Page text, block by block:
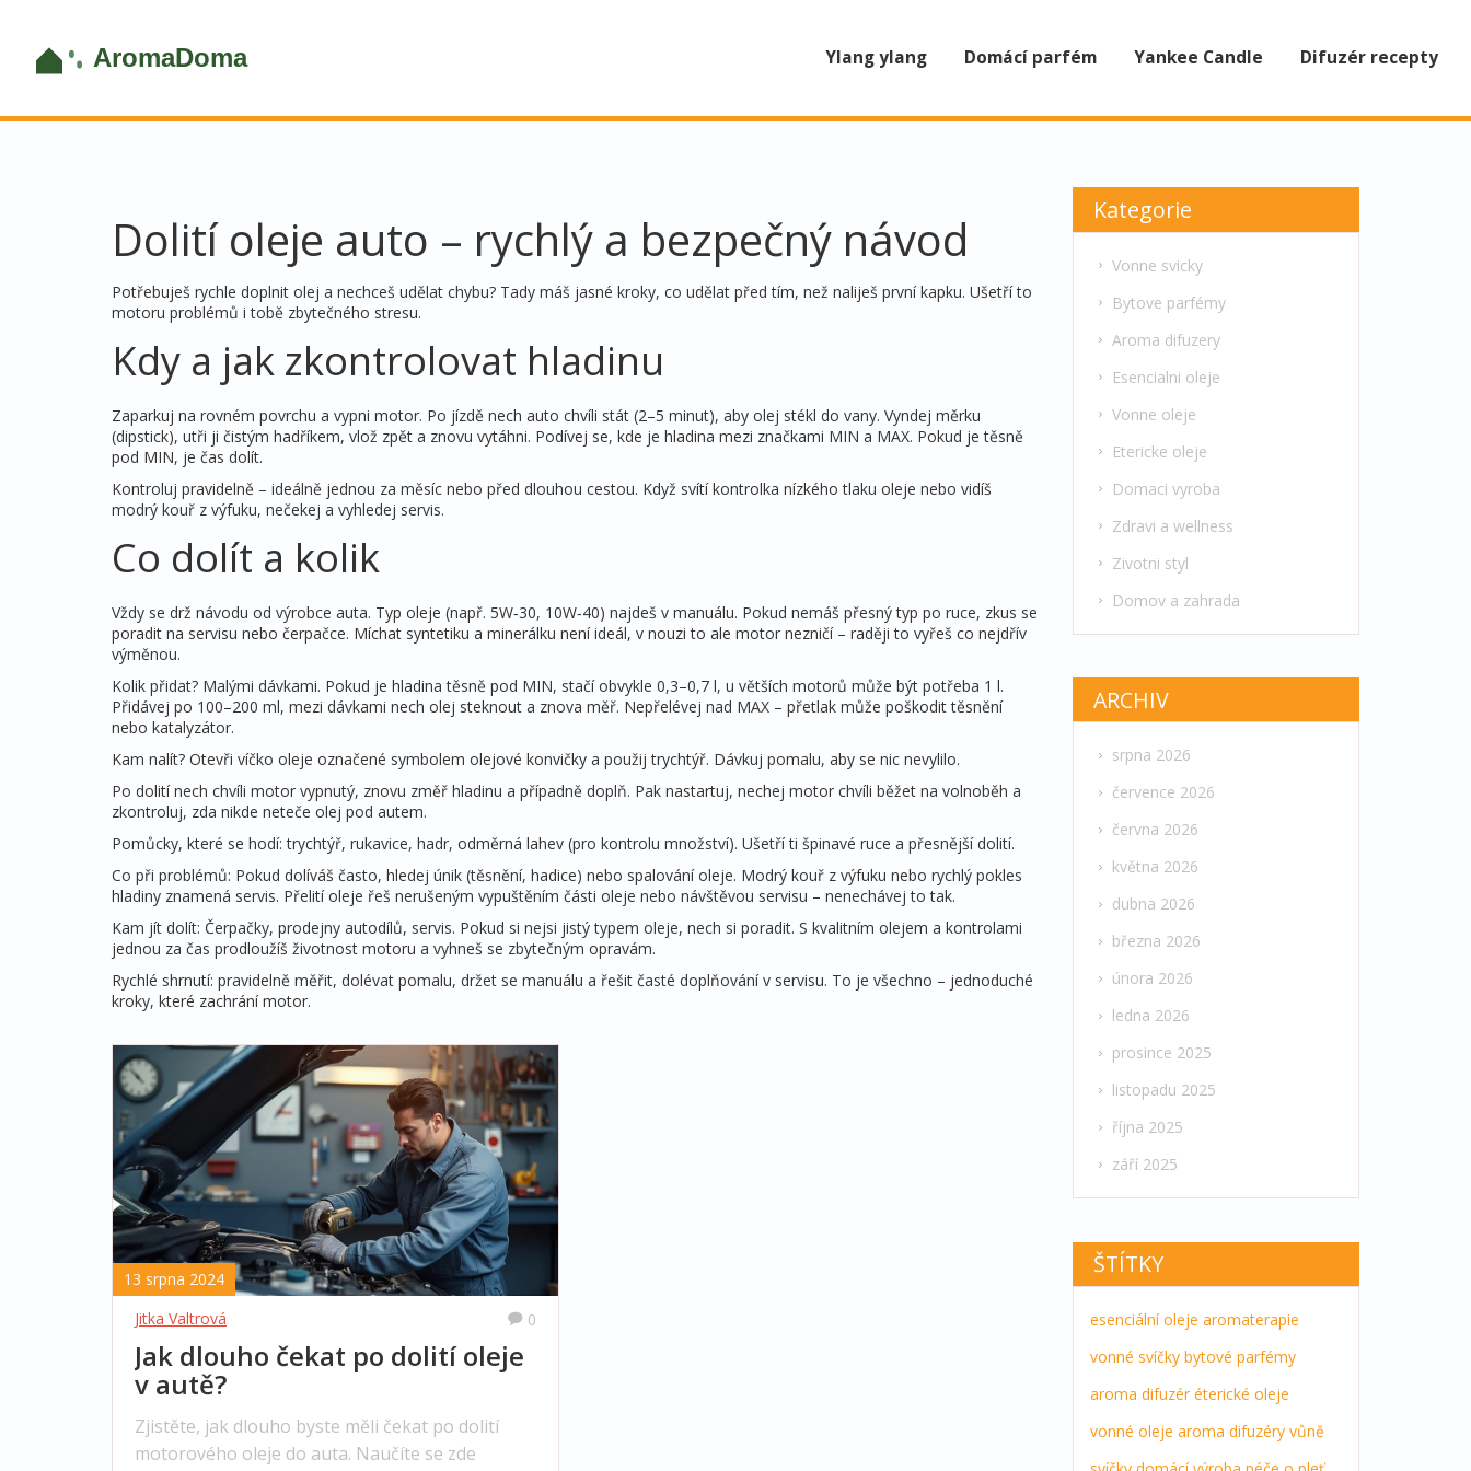
Ylang ylang Domácí parfém Yankee Candle Difuzér recepty
Dolití oleje auto – rychlý a bezpečný návod
Potřebuješ rychle doplnit olej a nechceš udělat chybu? Tady máš jasné kroky, co udělat před tím, než naliješ první kapku. Ušetří to
motoru problémů i tobě zbytečného stresu.
Kdy a jak zkontrolovat hladinu
Zaparkuj na rovném povrchu a vypni motor. Po jízdě nech auto chvíli stát (2–5 minut), aby olej stékl do vany. Vyndej měrku
(dipstick), utři ji čistým hadříkem, vlož zpět a znovu vytáhni. Podívej se, kde je hladina mezi značkami MIN a MAX. Pokud je těsně
pod MIN, je čas dolít.
Kontroluj pravidelně – ideálně jednou za měsíc nebo před dlouhou cestou. Když svítí kontrolka nízkého tlaku oleje nebo vidíš
modrý kouř z výfuku, nečekej a vyhledej servis.
Co dolít a kolik
Vždy se drž návodu od výrobce auta. Typ oleje (např. 5W‑30, 10W‑40) najdeš v manuálu. Pokud nemáš přesný typ po ruce, zkus se
poradit na servisu nebo čerpačce. Míchat syntetiku a minerálku není ideál, v nouzi to ale motor nezničí – raději to vyřeš co nejdřív
výměnou.
Kolik přidat? Malými dávkami. Pokud je hladina těsně pod MIN, stačí obvykle 0,3–0,7 l, u větších motorů může být potřeba 1 l.
Přidávej po 100–200 ml, mezi dávkami nech olej steknout a znova měř. Nepřelévej nad MAX – přetlak může poškodit těsnění
nebo katalyzátor.
Kam nalít? Otevři víčko oleje označené symbolem olejové konvičky a použij trychtýř. Dávkuj pomalu, aby se nic nevylilo.
Po dolití nech chvíli motor vypnutý, znovu změř hladinu a případně doplň. Pak nastartuj, nechej motor chvíli běžet na volnoběh a
zkontroluj, zda nikde neteče olej pod autem.
Pomůcky, které se hodí: trychtýř, rukavice, hadr, odměrná lahev (pro kontrolu množství). Ušetří ti špinavé ruce a přesnější dolití.
Co při problémů: Pokud dolíváš často, hledej únik (těsnění, hadice) nebo spalování oleje. Modrý kouř z výfuku nebo rychlý pokles
hladiny znamená servis. Přelití oleje řeš nerušeným vypuštěním části oleje nebo návštěvou servisu – nenechávej to tak.
Kam jít dolít: Čerpačky, prodejny autodílů, servis. Pokud si nejsi jistý typem oleje, nech si poradit. S kvalitním olejem a kontrolami
jednou za čas prodloužíš životnost motoru a vyhneš se zbytečným opravám.
Rychlé shrnutí: pravidelně měřit, dolévat pomalu, držet se manuálu a řešit časté doplňování v servisu. To je všechno – jednoduché
kroky, které zachrání motor.
13 srpna 2024
Jitka Valtrová
0
Jak dlouho čekat po dolití oleje
v autě?
Zjistěte, jak dlouho byste měli čekat po dolití
motorového oleje do auta. Naučíte se zde
Kategorie
Vonne svicky
Bytove parfémy
Aroma difuzery
Esencialni oleje
Vonne oleje
Etericke oleje
Domaci vyroba
Zdravi a wellness
Zivotni styl
Domov a zahrada
ARCHIV
srpna 2026
července 2026
června 2026
května 2026
dubna 2026
března 2026
února 2026
ledna 2026
prosince 2025
listopadu 2025
října 2025
září 2025
ŠTÍTKY
esenciální oleje aromaterapie
vonné svíčky bytové parfémy
aroma difuzér éterické oleje
vonné oleje aroma difuzéry vůně